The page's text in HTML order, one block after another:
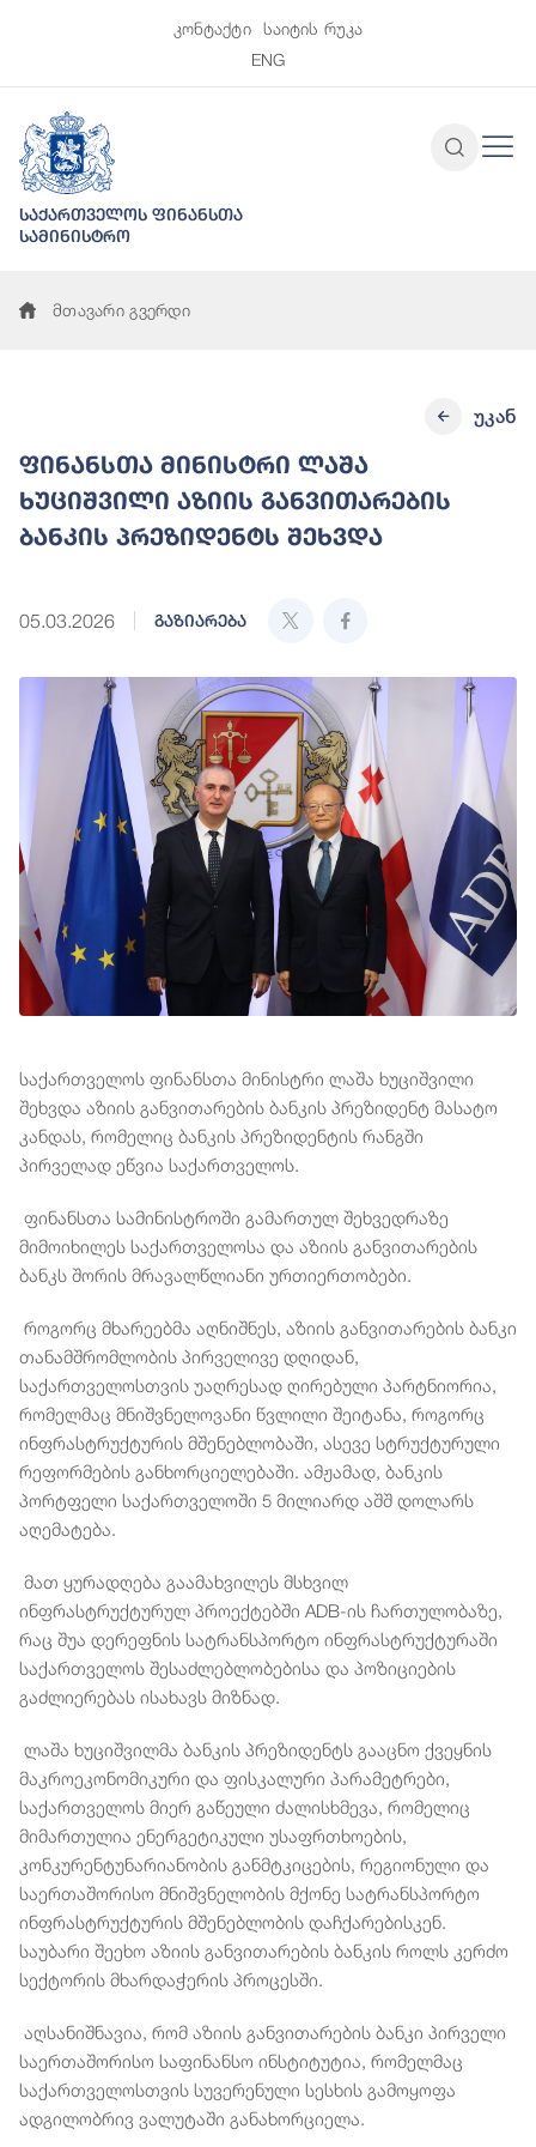
კონტაქტი
საიტის რუკა
ENG
საქართველოს ფინანსთა
სამინისტრო
მთავარი გვერდი
ფინანსთა მინისტრი ლაშა
ხუციშვილი აზიის განვითარების
ბანკის პრეზიდენტს შეხვდა
05.03.2026 გაზიარება
უკან
საქართველოს ფინანსთა მინისტრი ლაშა ხუციშვილი
შეხვდა აზიის განვითარების ბანკის პრეზიდენტ მასატო
კანდას, რომელიც ბანკის პრეზიდენტის რანგში
პირველად ეწვია საქართველოს.
ფინანსთა სამინისტროში გამართულ შეხვედრაზე
მიმოიხილეს საქართველოსა და აზიის განვითარების
ბანკს შორის მრავალწლიანი ურთიერთობები.
როგორც მხარეებმა აღნიშნეს, აზიის განვითარების ბანკი
თანამშრომლობის პირველივე დღიდან,
საქართველოსთვის უაღრესად ღირებული პარტნიორია,
რომელმაც მნიშვნელოვანი წვლილი შეიტანა, როგორც
ინფრასტრუქტურის მშენებლობაში, ასევე სტრუქტურული
რეფორმების განხორციელებაში. ამჟამად, ბანკის
პორტფელი საქართველოში 5 მილიარდ აშშ დოლარს
აღემატება.
მათ ყურადღება გაამახვილეს მსხვილ
ინფრასტრუქტურულ პროექტებში ADB-ის ჩართულობაზე,
რაც შუა დერეფნის სატრანსპორტო ინფრასტრუქტურაში
საქართველოს შესაძლებლობებისა და პოზიციების
გაძლიერებას ისახავს მიზნად.
ლაშა ხუციშვილმა ბანკის პრეზიდენტს გააცნო ქვეყნის
მაკროეკონომიკური და ფისკალური პარამეტრები,
საქართველოს მიერ გაწეული ძალისხმევა, რომელიც
მიმართულია ენერგეტიკული უსაფრთხოების,
კონკურენტუნარიანობის განმტკიცების, რეგიონული და
საერთაშორისო მნიშვნელობის მქონე სატრანსპორტო
ინფრასტრუქტურის მშენებლობის დაჩქარებისკენ.
საუბარი შეეხო აზიის განვითარების ბანკის როლს კერძო
სექტორის მხარდაჭერის პროცესში.
აღსანიშნავია, რომ აზიის განვითარების ბანკი პირველი
საერთაშორისო საფინანსო ინსტიტუტია, რომელმაც
საქართველოსთვის სუვერენული სესხის გამოყოფა
ადგილობრივ ვალუტაში განახორციელა.